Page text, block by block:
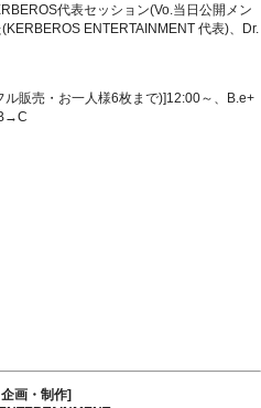
代表セッション(Vo.当日公開メン
ENTERTAINMENT 代表)、Dr.
販売・お一人様6枚まで)]12:00～、B.e+
画・制作]